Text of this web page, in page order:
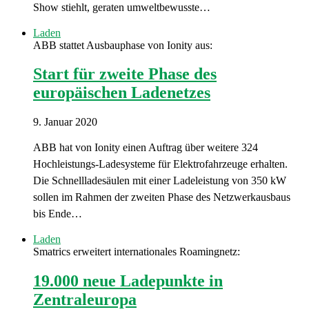
Show stiehlt, geraten umweltbewusste…
Laden
ABB stattet Ausbauphase von Ionity aus:
Start für zweite Phase des
europäischen Ladenetzes
9. Januar 2020
ABB hat von Ionity einen Auftrag über weitere 324
Hochleistungs-Ladesysteme für Elektrofahrzeuge erhalten.
Die Schnellladesäulen mit einer Ladeleistung von 350 kW
sollen im Rahmen der zweiten Phase des Netzwerkausbaus
bis Ende…
Laden
Smatrics erweitert internationales Roamingnetz:
19.000 neue Ladepunkte in
Zentraleuropa